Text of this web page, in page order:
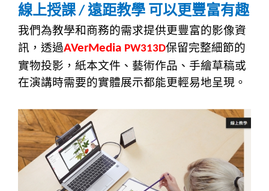
線上授課/ 遠距教學 可以更豐富有趣
我們為教學和商務的需求提供更豐富的影像資
訊，透過AVerMedia PW313D保留完整細節的
實物投影，紙本文件、藝術作品、手繪草稿或
在演講時需要的實體展示都能更輕易地呈現。